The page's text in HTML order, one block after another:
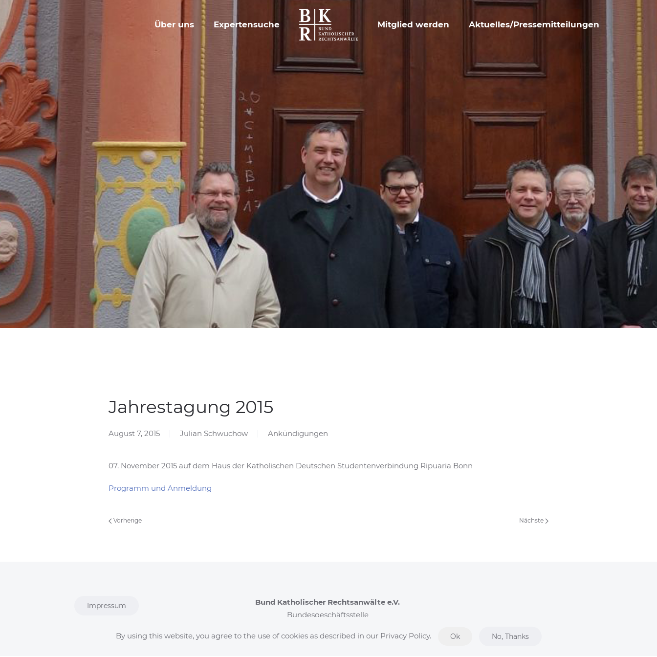
By using this website, you agree to the use of cookies as described in our Privacy Policy. Ok No, Thanks
Über uns Expertensuche Mitglied werden Aktuelles/Pressemitteilungen
Jahrestagung 2015
August 7, 2015 Julian Schwuchow Ankündigungen
07. November 2015 auf dem Haus der Katholischen Deutschen Studentenverbindung Ripuaria Bonn
Programm und Anmeldung
Vorherige Nächste
Impressum
Datenschutz
Bund Katholischer Rechtsanwälte e.V.
Bundesgeschäftsstelle
50676 Köln
Montag bis Donnerstag: